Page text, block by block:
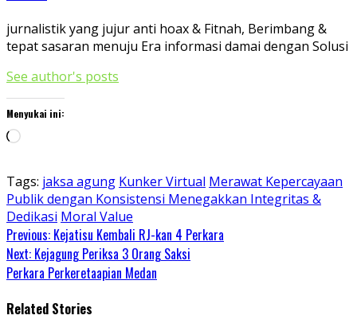
jurnalistik yang jujur anti hoax & Fitnah, Berimbang &
tepat sasaran menuju Era informasi damai dengan Solusi
See author's posts
Menyukai ini:
Memuat...
Tags: jaksa agung Kunker Virtual Merawat Kepercayaan
Publik dengan Konsistensi Menegakkan Integritas &
Dedikasi Moral Value
Continue
Reading
Previous: Kejatisu Kembali RJ-kan 4 Perkara
Next: Kejagung Periksa 3 Orang Saksi
Perkara Perkeretaapian Medan
Related Stories